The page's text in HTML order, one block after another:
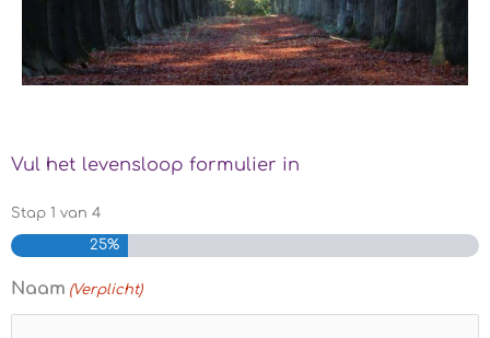
Vul het levensloop formulier in
Stap 1 van 4
25%
Naam (Verplicht)